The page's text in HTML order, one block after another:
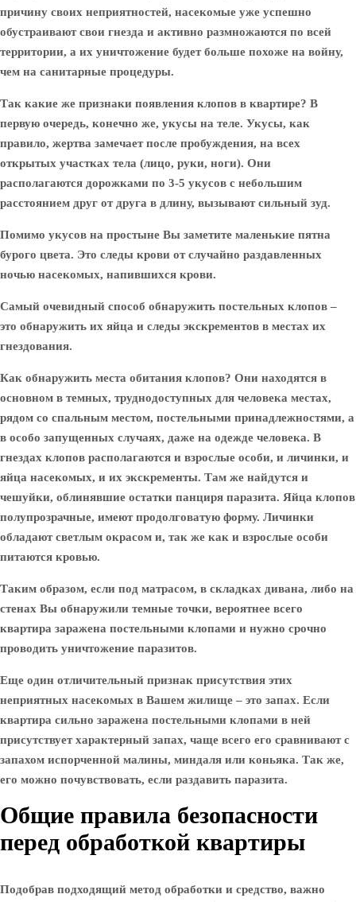
причину своих неприятностей, насекомые уже успешно
обустраивают свои гнезда и активно размножаются по всей
территории, а их уничтожение будет больше похоже на войну,
чем на санитарные процедуры.
Так какие же признаки появления клопов в квартире? В
первую очередь, конечно же, укусы на теле. Укусы, как
правило, жертва замечает после пробуждения, на всех
открытых участках тела (лицо, руки, ноги). Они
располагаются дорожками по 3-5 укусов с небольшим
расстоянием друг от друга в длину, вызывают сильный зуд.
Помимо укусов на простыне Вы заметите маленькие пятна
бурого цвета. Это следы крови от случайно раздавленных
ночью насекомых, напившихся крови.
Самый очевидный способ обнаружить постельных клопов –
это обнаружить их яйца и следы экскрементов в местах их
гнездования.
Как обнаружить места обитания клопов? Они находятся в
основном в темных, труднодоступных для человека местах,
рядом со спальным местом, постельными принадлежностями, а
в особо запущенных случаях, даже на одежде человека. В
гнездах клопов располагаются и взрослые особи, и личинки, и
яйца насекомых, и их экскременты. Там же найдутся и
чешуйки, облинявшие остатки панциря паразита. Яйца клопов
полупрозрачные, имеют продолговатую форму. Личинки
обладают светлым окрасом и, так же как и взрослые особи
питаются кровью.
Таким образом, если под матрасом, в складках дивана, либо на
стенах Вы обнаружили темные точки, вероятнее всего
квартира заражена постельными клопами и нужно срочно
проводить уничтожение паразитов.
Еще один отличительный признак присутствия этих
неприятных насекомых в Вашем жилище – это запах. Если
квартира сильно заражена постельными клопами в ней
присутствует характерный запах, чаще всего его сравнивают с
запахом испорченной малины, миндаля или коньяка. Так же,
его можно почувствовать, если раздавить паразита.
Общие правила безопасности
перед обработкой квартиры
Подобрав подходящий метод обработки и средство, важно